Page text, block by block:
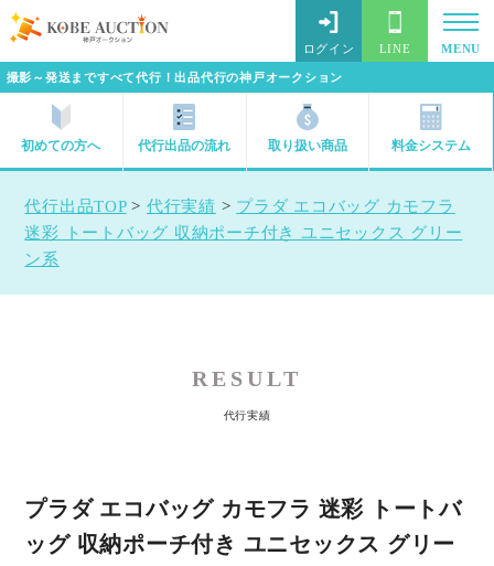
撮影～発送まですべて代行！出品代行の神戸オークション
ログイン LINE MENU
初めての方へ 代行出品の流れ 取り扱い商品 料金システム
代行出品TOP> 代行実績 > プラダ エコバッグ カモフラ
迷彩 トートバッグ 収納ポーチ付き ユニセックス グリー
ン系
RESULT
代行実績
プラダ エコバッグ カモフラ 迷彩 トートバ
ッグ 収納ポーチ付き ユニセックス グリー